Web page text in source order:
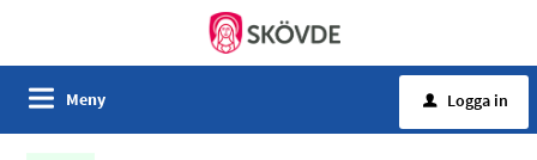
Meny u Logga in